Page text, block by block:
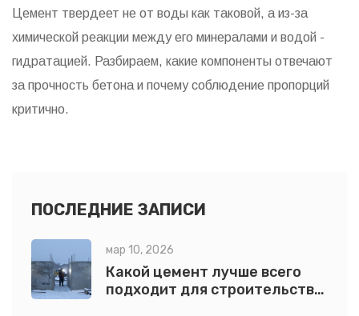
Цемент твердеет не от воды как таковой, а из-за
химической реакции между его минералами и водой -
гидратацией. Разбираем, какие компоненты отвечают
за прочность бетона и почему соблюдение пропорций
критично.
ПОСЛЕДНИЕ ЗАПИСИ
мар 10, 2026
Какой цемент лучше всего
подходит для строительства